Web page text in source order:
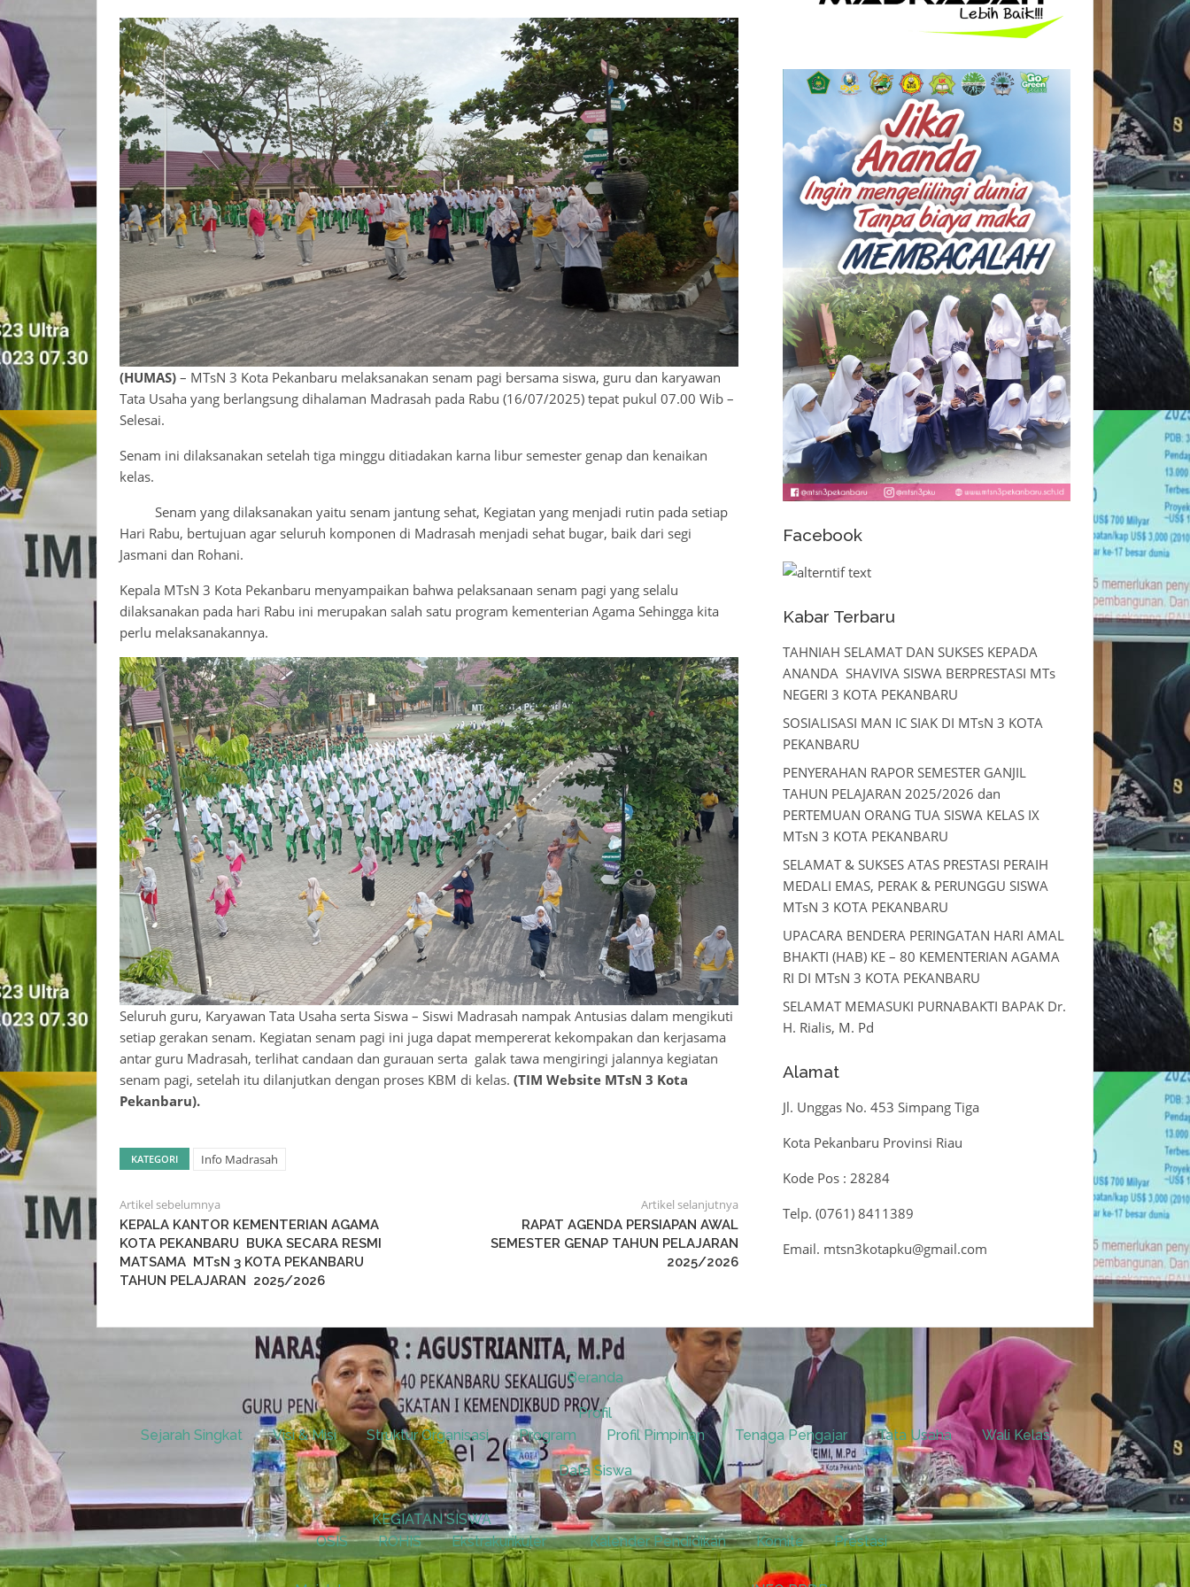
(HUMAS)– MTsN 3 Kota Pekanbaru melaksanakan senam pagi bersama siswa, guru dan karyawan
Tata Usaha yang berlangsung dihalaman Madrasah pada Rabu (16/07/2025) tepat pukul 07.00 Wib –
Selesai.
Senam ini dilaksanakan setelah tiga minggu ditiadakan karna libur semester genap dan kenaikan
kelas.
Senam yang dilaksanakan yaitu senam jantung sehat, Kegiatan yang menjadi rutin pada setiap
Hari Rabu, bertujuan agar seluruh komponen di Madrasah menjadi sehat bugar, baik dari segi
Jasmani dan Rohani.
Kepala MTsN 3 Kota Pekanbaru menyampaikan bahwa pelaksanaan senam pagi yang selalu
dilaksanakan pada hari Rabu ini merupakan salah satu program kementerian Agama Sehingga kita
perlu melaksanakannya.
Seluruh guru, Karyawan Tata Usaha serta Siswa – Siswi Madrasah nampak Antusias dalam mengikuti
setiap gerakan senam. Kegiatan senam pagi ini juga dapat mempererat kekompakan dan kerjasama
antar guru Madrasah, terlihat candaan dan gurauan serta galak tawa mengiringi jalannya kegiatan
senam pagi, setelah itu dilanjutkan dengan proses KBM di kelas. (TIM Website MTsN 3 Kota
Pekanbaru).
KATEGORI Info Madrasah
Artikel sebelumnya
KEPALA KANTOR KEMENTERIAN AGAMA
KOTA PEKANBARU BUKA SECARA RESMI
MATSAMA MTsN 3 KOTA PEKANBARU
TAHUN PELAJARAN 2025/2026
Artikel selanjutnya
RAPAT AGENDA PERSIAPAN AWAL
SEMESTER GENAP TAHUN PELAJARAN
2025/2026
Facebook
Kabar Terbaru
TAHNIAH SELAMAT DAN SUKSES KEPADA
ANANDA SHAVIVA SISWA BERPRESTASI MTs
NEGERI 3 KOTA PEKANBARU
SOSIALISASI MAN IC SIAK DI MTsN 3 KOTA
PEKANBARU
PENYERAHAN RAPOR SEMESTER GANJIL
TAHUN PELAJARAN 2025/2026 dan
PERTEMUAN ORANG TUA SISWA KELAS IX
MTsN 3 KOTA PEKANBARU
SELAMAT & SUKSES ATAS PRESTASI PERAIH
MEDALI EMAS, PERAK & PERUNGGU SISWA
MTsN 3 KOTA PEKANBARU
UPACARA BENDERA PERINGATAN HARI AMAL
BHAKTI (HAB) KE – 80 KEMENTERIAN AGAMA
RI DI MTsN 3 KOTA PEKANBARU
SELAMAT MEMASUKI PURNABAKTI BAPAK Dr.
H. Rialis, M. Pd
Alamat
Jl. Unggas No. 453 Simpang Tiga
Kota Pekanbaru Provinsi Riau
Kode Pos : 28284
Telp. (0761) 8411389
Email. mtsn3kotapku@gmail.com
Beranda
Profil
Sejarah Singkat
Visi & Misi Struktur Organisasi Program Profil Pimpinan Tenaga Pengajar Tata Usaha Wali Kelas
Data Siswa
KEGIATAN SISWA
OSIS
ROHIS Ekstrakurikuler Kalender Pendidikan Komite Prestasi